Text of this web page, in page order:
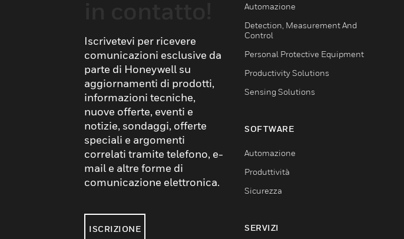
Iscrivetevi per ricevere
comunicazioni esclusive da
parte di Honeywell su
aggiornamenti di prodotti,
informazioni tecniche,
nuove offerte, eventi e
notizie, sondaggi, offerte
speciali e argomenti
correlati tramite telefono, e-
mail e altre forme di
comunicazione elettronica.
ISCRIZIONE
Automazione
Detection, Measurement And
Control
Personal Protective Equipment
Productivity Solutions
Sensing Solutions
SOFTWARE
Automazione
Produttività
Sicurezza
SERVIZI